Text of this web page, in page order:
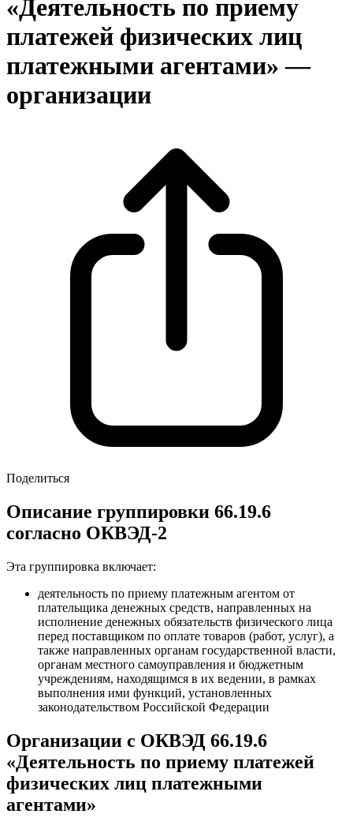
«Деятельность по приему
платежей физических лиц
платежными агентами» —
организации
Поделиться
Описание группировки 66.19.6
согласно ОКВЭД-2
Эта группировка включает:
деятельность по приему платежным агентом от
плательщика денежных средств, направленных на
исполнение денежных обязательств физического лица
перед поставщиком по оплате товаров (работ, услуг), а
также направленных органам государственной власти,
органам местного самоуправления и бюджетным
учреждениям, находящимся в их ведении, в рамках
выполнения ими функций, установленных
законодательством Российской Федерации
Организации с ОКВЭД 66.19.6
«Деятельность по приему платежей
физических лиц платежными
агентами»